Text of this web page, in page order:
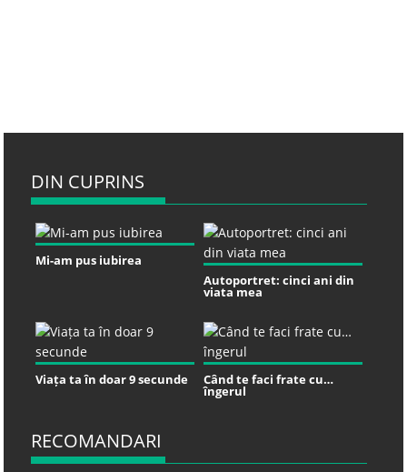
DIN CUPRINS
Mi-am pus iubirea
Autoportret: cinci ani din
viata mea
Viața ta în doar 9 secunde Când te faci frate cu…
îngerul
RECOMANDARI